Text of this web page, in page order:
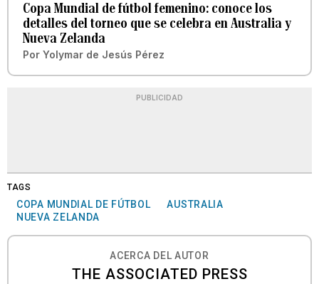
Copa Mundial de fútbol femenino: conoce los
detalles del torneo que se celebra en Australia y
Nueva Zelanda
Por Yolymar de Jesús Pérez
PUBLICIDAD
TAGS
COPA MUNDIAL DE FÚTBOL
AUSTRALIA
NUEVA ZELANDA
ACERCA DEL AUTOR
THE ASSOCIATED PRESS